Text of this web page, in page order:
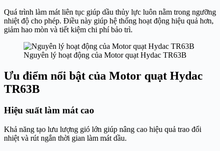
Quá trình làm mát liên tục giúp dầu thủy lực luôn nằm trong ngưỡng
nhiệt độ cho phép. Điều này giúp hệ thống hoạt động hiệu quả hơn,
giảm hao mòn và tiết kiệm chi phí bảo trì.
Nguyên lý hoạt động của Motor quạt Hydac TR63B
Ưu điểm nổi bật của Motor quạt Hydac
TR63B
Hiệu suất làm mát cao
Khả năng tạo lưu lượng gió lớn giúp nâng cao hiệu quả trao đổi
nhiệt và rút ngắn thời gian làm mát dầu.